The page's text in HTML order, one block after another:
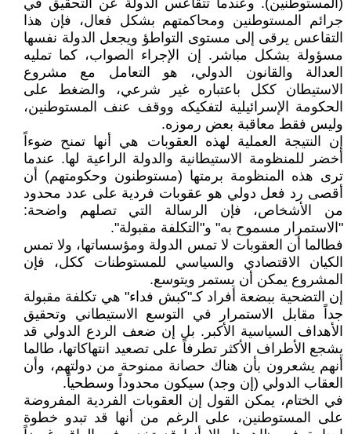
(المستوطنين). وعندما تتقاعس الدولة عن التحقيق في
جرائم المستوطنين ومحاكمتهم بشكل فعال، فإن هذا
التقاعس يرقى إلى مستوى التواطؤ ويجعل الدولة نفسها
مسؤولة بشكل مباشر. إن الإجراء الصواب، كما تمليه
العدالة والقانون الدولي، هو التعامل مع مشروع
الاستيطان ككل باعتباره غير شرعي، والضغط على
الحكومة الإسرائيلية لتفكيكه ووقف عنف المستوطنين،
وليس فقط معاقبة بعض رموزه.
إن النتيجة العملية لهذه العقوبات هي أنها تمنح ضوءاً
أخضر للمنظومة الاستيطانية والدولة الراعية لها. عندما
ترى هذه المنظومة برمتها (مستوطنون وحكومتهم) أن
أقصى رد فعل دولي هو عقوبات فردية على عدد محدود
من الأشخاص، فإن الرسالة التي تصلهم واضحة:
"الاستمرار مسموح به" و"التكلفة مقبولة".
فطالما أن العقوبات لا تمس الدولة ومؤسساتها، ولا تمس
الكيان الاقتصادي والسياسي للمستوطنات ككل، فإن
المشروع يمكن أن يستمر ويتوسع.
إن التضحية ببضعة أفراد كـ"كبش فداء" هي تكلفة مقبولة
جداً مقابل الاستمرار في التوسع الاستيطاني وتحقيق
الأهداف السياسية الأكبر. بل إن ضعف الردع الدولي قد
يشجع الأطراف الأكثر تطرفاً على تصعيد انتهاكاتها، طالما
أنهم يشعرون بأن هناك حصانة ممنوحة من دولتهم، وأن
العقاب الدولي (إن وجد) سيكون محدوداً وسطحياً.
في الختام، يمكن القول إن العقوبات الفردية المفروضة
على المستوطنين، على الرغم من أنها قد تبدو خطوة